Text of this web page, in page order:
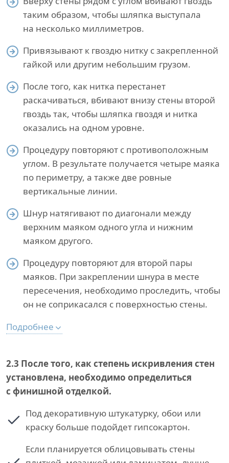
таким образом, чтобы шляпка выступала
на несколько миллиметров.
Привязывают к гвоздю нитку с закрепленной
гайкой или другим небольшим грузом.
После того, как нитка перестанет
раскачиваться, вбивают внизу стены второй
гвоздь так, чтобы шляпка гвоздя и нитка
оказались на одном уровне.
Процедуру повторяют с противоположным
углом. В результате получается четыре маяка
по периметру, а также две ровные
вертикальные линии.
Шнур натягивают по диагонали между
верхним маяком одного угла и нижним
маяком другого.
Процедуру повторяют для второй пары
маяков. При закреплении шнура в месте
пересечения, необходимо проследить, чтобы
он не соприкасался с поверхностью стены.
Подробнее
2.3 После того, как степень искривления стен
установлена, необходимо определиться
с финишной отделкой.
Под декоративную штукатурку, обои или
краску больше подойдет гипсокартон.
Если планируется облицовывать стены